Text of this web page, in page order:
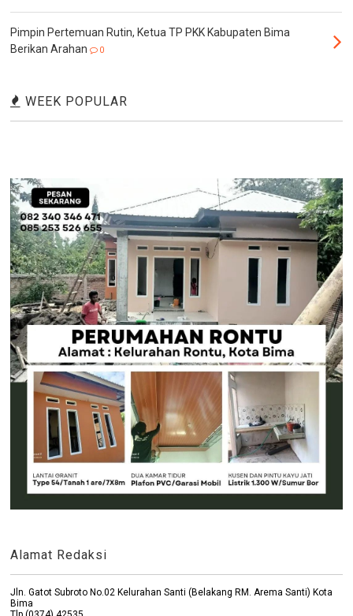
Pimpin Pertemuan Rutin, Ketua TP PKK Kabupaten Bima
Berikan Arahan
0
WEEK POPULAR
Alamat Redaksi
Jln. Gatot Subroto No.02 Kelurahan Santi (Belakang RM. Arema Santi) Kota
Bima